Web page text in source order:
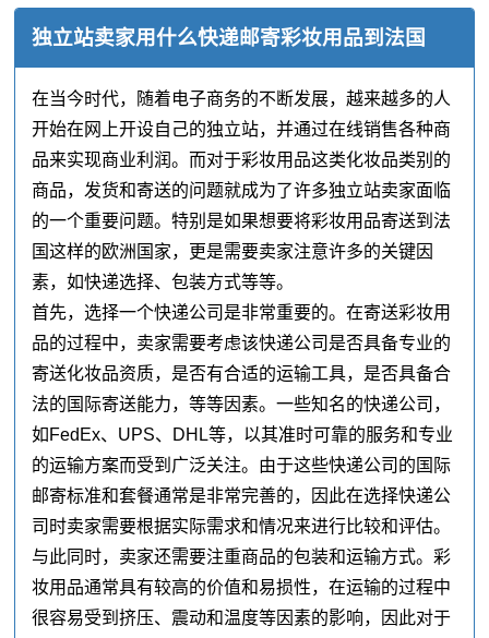
独立站卖家用什么快递邮寄彩妆用品到法国
在当今时代，随着电子商务的不断发展，越来越多的人
开始在网上开设自己的独立站，并通过在线销售各种商
品来实现商业利润。而对于彩妆用品这类化妆品类别的
商品，发货和寄送的问题就成为了许多独立站卖家面临
的一个重要问题。特别是如果想要将彩妆用品寄送到法
国这样的欧洲国家，更是需要卖家注意许多的关键因
素，如快递选择、包装方式等等。
首先，选择一个快递公司是非常重要的。在寄送彩妆用
品的过程中，卖家需要考虑该快递公司是否具备专业的
寄送化妆品资质，是否有合适的运输工具，是否具备合
法的国际寄送能力，等等因素。一些知名的快递公司，
如FedEx、UPS、DHL等，以其准时可靠的服务和专业
的运输方案而受到广泛关注。由于这些快递公司的国际
邮寄标准和套餐通常是非常完善的，因此在选择快递公
司时卖家需要根据实际需求和情况来进行比较和评估。
与此同时，卖家还需要注重商品的包装和运输方式。彩
妆用品通常具有较高的价值和易损性，在运输的过程中
很容易受到挤压、震动和温度等因素的影响，因此对于